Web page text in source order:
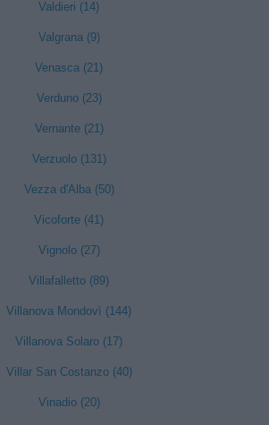
Valdieri (14)
Valgrana (9)
Venasca (21)
Verduno (23)
Vernante (21)
Verzuolo (131)
Vezza d'Alba (50)
Vicoforte (41)
Vignolo (27)
Villafalletto (89)
Villanova Mondovì (144)
Villanova Solaro (17)
Villar San Costanzo (40)
Vinadio (20)